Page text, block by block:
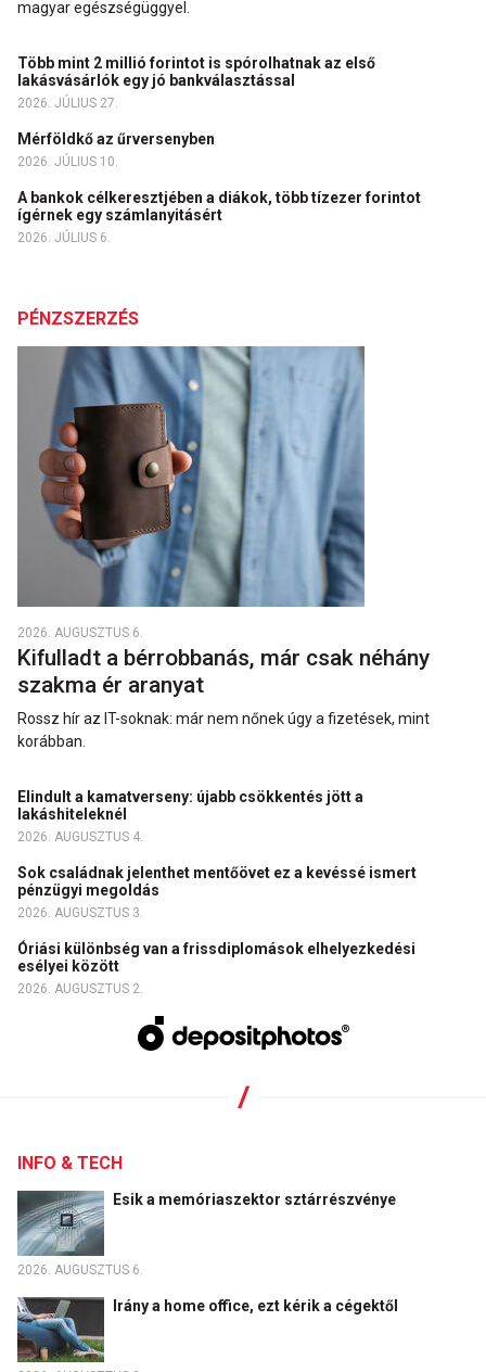
magyar egészségüggyel.
Több mint 2 millió forintot is spórolhatnak az első
lakásvásárlók egy jó bankválasztással
2026. JÚLIUS 27.
Mérföldkő az űrversenyben
2026. JÚLIUS 10.
A bankok célkeresztjében a diákok, több tízezer forintot
ígérnek egy számlanyitásért
2026. JÚLIUS 6.
PÉNZSZERZÉS
2026. AUGUSZTUS 6.
Kifulladt a bérrobbanás, már csak néhány
szakma ér aranyat
Rossz hír az IT-soknak: már nem nőnek úgy a fizetések, mint
korábban.
Elindult a kamatverseny: újabb csökkentés jött a
lakáshiteleknél
2026. AUGUSZTUS 4.
Sok családnak jelenthet mentőövet ez a kevéssé ismert
pénzügyi megoldás
2026. AUGUSZTUS 3.
Óriási különbség van a frissdiplomások elhelyezkedési
esélyei között
2026. AUGUSZTUS 2.
INFO & TECH
Esik a memóriaszektor sztárrészvénye
2026. AUGUSZTUS 6.
Irány a home office, ezt kérik a cégektől